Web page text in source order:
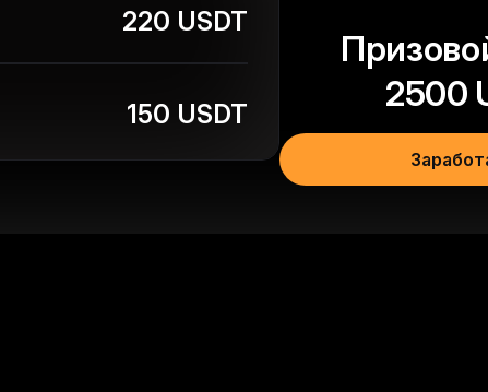
220 USDT
150 USDT
2500
старта в мире
криптовалют
Зарегистрируйтесь, внесите депозит и получите